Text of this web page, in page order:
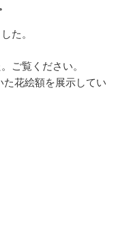
た。
ご覧ください。
た花絵額を展示してい